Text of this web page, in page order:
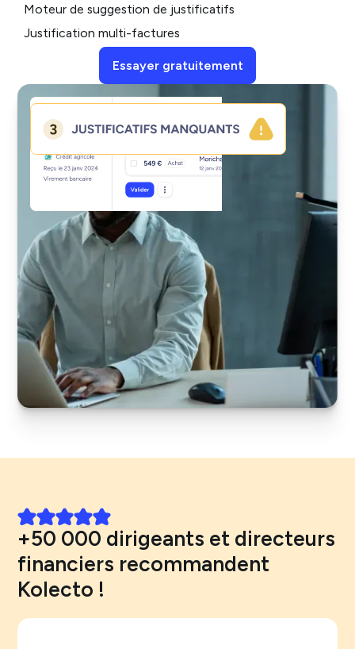
Moteur de suggestion de justificatifs
Justification multi-factures
Essayer gratuitement
+50 000 dirigeants et directeurs
financiers recommandent
Kolecto !